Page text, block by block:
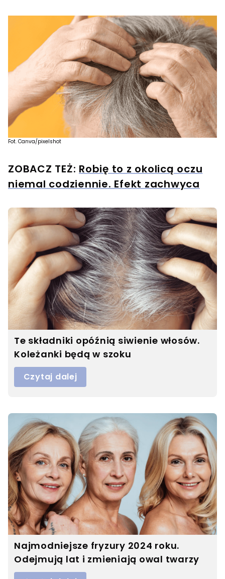
Fot. Canva/pixelshot
ZOBACZ TEŻ: Robię to z okolicą oczu
niemal codziennie. Efekt zachwyca
Te składniki opóźnią siwienie włosów.
Koleżanki będą w szoku
Czytaj dalej
Najmodniejsze fryzury 2024 roku.
Odejmują lat i zmieniają owal twarzy